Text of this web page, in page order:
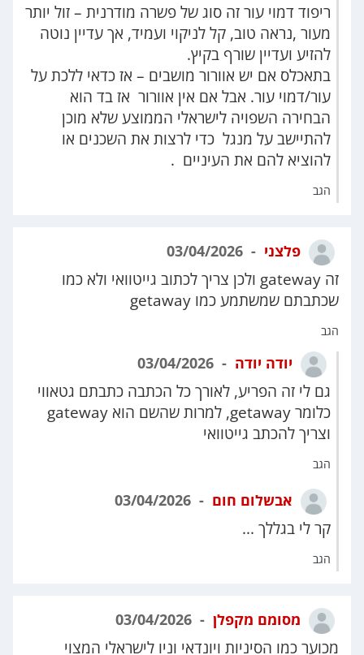
ריפוד דמוי עור זה סוג של פשרה מודרנית – זול יותר
מעור ,נראה טוב, קל לניקוי ועמיד, אך עדיין נוטה
להזיע ועדיין שורף בקיץ.
בתאכלס אם יש אוורור מושבים – אז כדאי ללכת על
עור/דמוי עור. אבל אם אין אוורור אז בד הוא
הבחירה השפויה לישראלי הממוצע שלא מוכן
להתיישב על מנגל כדי לרצות את השכנים או
להוציא להם את העיניים .
הגב
פלצני
זה gateway ולכן צריך לכתוב גייטוואי ולא כמו
שכתבתם שמשתמע כמו getaway
הגב
יודה יודה
גם לי זה הפריע, לאורך כל הכתבה כתבתם גטאווי
כלומר getaway, למרות שהשם הוא gateway
וצריך להכתב גייטוואי
הגב
אבשלום חום
קר לי בגללך ...
הגב
מסומם מקפלן
מכוער כמו הסיניות ויונדאי וניו לישראלי המצוי